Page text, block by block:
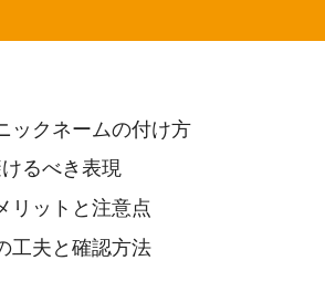
ックネームの付け方
るべき表現
リットと注意点
工夫と確認方法